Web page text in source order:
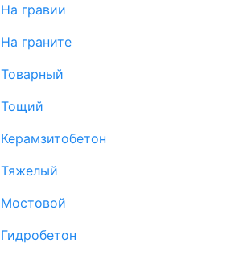
На гравии
На граните
Товарный
Тощий
Керамзитобетон
Тяжелый
Мостовой
Гидробетон